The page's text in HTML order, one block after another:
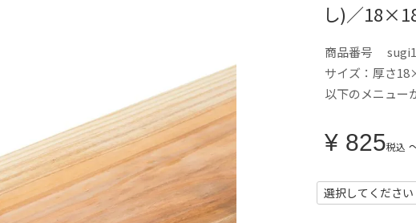
し)／
商品番号
サイズ：厚さ
以下のメニュー
¥ 825税込